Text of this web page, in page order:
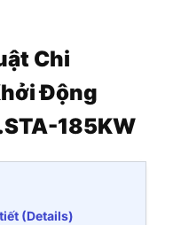
Chi
Động
185KW
(Details)